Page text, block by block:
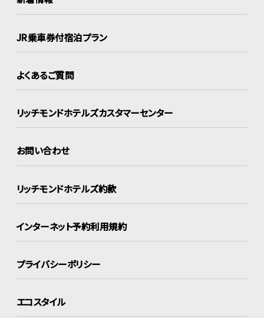
JR乗車券付宿泊プラン
よくあるご質問
リッチモンドホテルズカスタマーセンター
お問い合わせ
リッチモンドホテルズ約款
インターネット予約利用規約
プライバシーポリシー
エコスタイル